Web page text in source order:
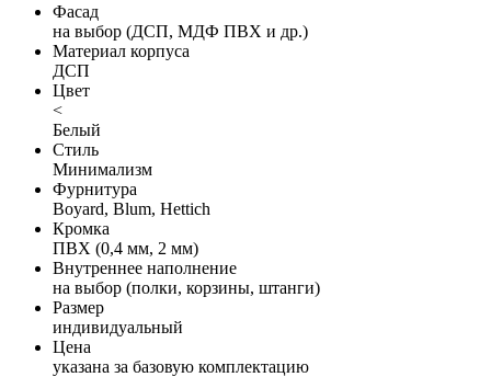
Фасад
на выбор (ДСП, МДФ ПВХ и др.)
Материал корпуса
ДСП
Цвет
<
Белый
Стиль
Минимализм
Фурнитура
Boyard, Blum, Hettich
Кромка
ПВХ (0,4 мм, 2 мм)
Внутреннее наполнение
на выбор (полки, корзины, штанги)
Размер
индивидуальный
Цена
указана за базовую комплектацию